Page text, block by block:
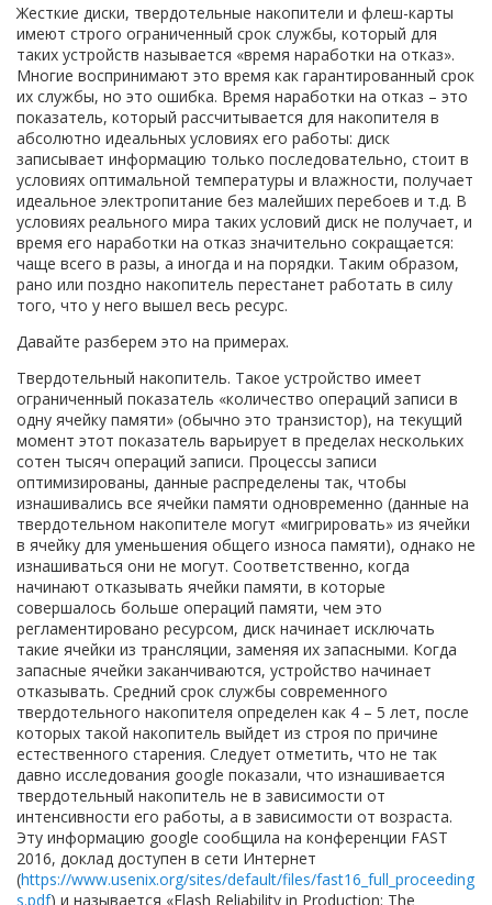
Жесткие диски, твердотельные накопители и флеш-карты
имеют строго ограниченный срок службы, который для
таких устройств называется «время наработки на отказ».
Многие воспринимают это время как гарантированный срок
их службы, но это ошибка. Время наработки на отказ – это
показатель, который рассчитывается для накопителя в
абсолютно идеальных условиях его работы: диск
записывает информацию только последовательно, стоит в
условиях оптимальной температуры и влажности, получает
идеальное электропитание без малейших перебоев и т.д. В
условиях реального мира таких условий диск не получает, и
время его наработки на отказ значительно сокращается:
чаще всего в разы, а иногда и на порядки. Таким образом,
рано или поздно накопитель перестанет работать в силу
того, что у него вышел весь ресурс.
Давайте разберем это на примерах.
Твердотельный накопитель. Такое устройство имеет
ограниченный показатель «количество операций записи в
одну ячейку памяти» (обычно это транзистор), на текущий
момент этот показатель варьирует в пределах нескольких
сотен тысяч операций записи. Процессы записи
оптимизированы, данные распределены так, чтобы
изнашивались все ячейки памяти одновременно (данные на
твердотельном накопителе могут «мигрировать» из ячейки
в ячейку для уменьшения общего износа памяти), однако не
изнашиваться они не могут. Соответственно, когда
начинают отказывать ячейки памяти, в которые
совершалось больше операций памяти, чем это
регламентировано ресурсом, диск начинает исключать
такие ячейки из трансляции, заменяя их запасными. Когда
запасные ячейки заканчиваются, устройство начинает
отказывать. Средний срок службы современного
твердотельного накопителя определен как 4 – 5 лет, после
которых такой накопитель выйдет из строя по причине
естественного старения. Следует отметить, что не так
давно исследования google показали, что изнашивается
твердотельный накопитель не в зависимости от
интенсивности его работы, а в зависимости от возраста.
Эту информацию google сообщила на конференции FAST
2016, доклад доступен в сети Интернет
(https://www.usenix.org/sites/default/files/fast16_full_proceeding
s.pdf) и называется «Flash Reliability in Production: The